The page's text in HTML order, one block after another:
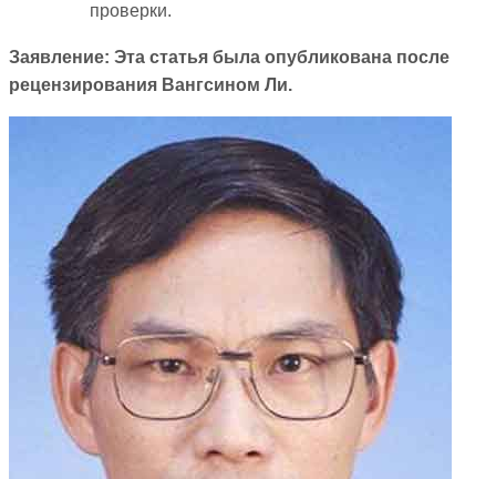
проверки.
Заявление: Эта статья была опубликована после
рецензирования Вангсином Ли.